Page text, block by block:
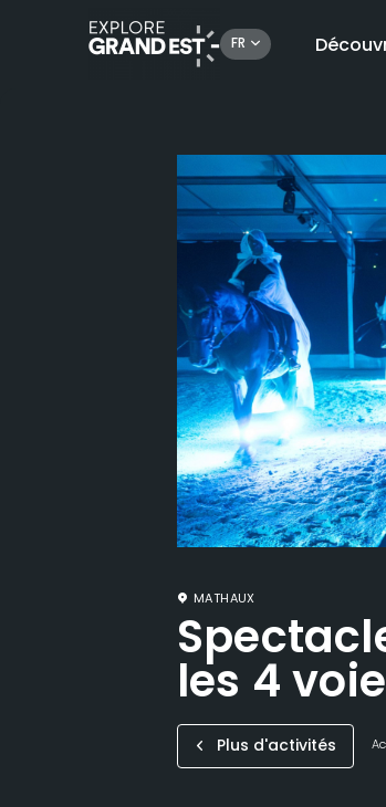
FR
MATHAUX
les 4
Plus d'activités